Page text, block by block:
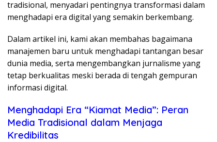
tradisional, menyadari pentingnya transformasi dalam
menghadapi era digital yang semakin berkembang.
Dalam artikel ini, kami akan membahas bagaimana
manajemen baru untuk menghadapi tantangan besar
dunia media, serta mengembangkan jurnalisme yang
tetap berkualitas meski berada di tengah gempuran
informasi digital.
Menghadapi Era “Kiamat Media”: Peran
Media Tradisional dalam Menjaga
Kredibilitas